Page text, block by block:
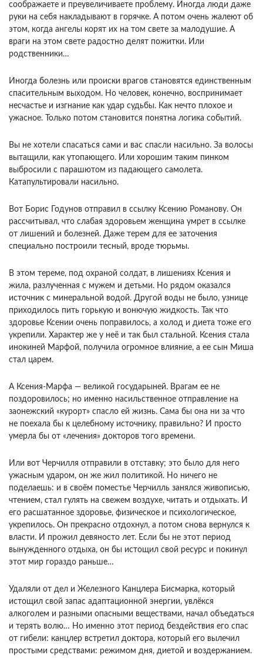
соображаете и преувеличиваете проблему. Иногда люди даже
руки на себя накладывают в горячке. А потом очень жалеют об
этом, когда ангелы корят их на том свете за малодушие. А
враги на этом свете радостно делят пожитки. Или
родственники…
Иногда болезнь или происки врагов становятся единственным
спасительным выходом. Но человек, конечно, воспринимает
несчастье и изгнание как удар судьбы. Как нечто плохое и
ужасное. Только потом становится понятна логика событий.
Вы не хотели спасаться сами и вас спасли насильно. За волосы
вытащили, как утопающего. Или хорошим таким пинком
выбросили с парашютом из падающего самолета.
Катапультировали насильно.
Вот Борис Годунов отправил в ссылку Ксению Романову. Он
рассчитывал, что слабая здоровьем женщина умрет в ссылке
от лишений и болезней. Даже терем для ее заточения
специально построили тесный, вроде тюрьмы.
В этом тереме, под охраной солдат, в лишениях Ксения и
жила, разлученная с мужем и детьми. Но рядом оказался
источник с минеральной водой. Другой воды не было, узнице
приходилось пить горькую и вонючую жидкость. Так что
здоровье Ксении очень поправилось, а холод и диета тоже его
укрепили. Характер же у неё и так был стальной. Ксения стала
инокиней Марфой, получила огромное влияние, а ее сын Миша
стал царем.
А Ксения-Марфа — великой государыней. Врагам ее не
поздоровилось; но именно насильственное отправление на
заонежский «курорт» спасло ей жизнь. Сама бы она ни за что
не поехала бы к целебному источнику, правильно? И просто
умерла бы от «лечения» докторов того времени.
Или вот Черчилля отправили в отставку; это было для него
ужасным ударом, он же жил политикой. Но ничего не
поделаешь: и в своём поместье Черчилль занялся живописью,
чтением, стал гулять на свежем воздухе, читать и отдыхать. И
его расшатанное здоровье, физическое и психологическое,
укрепилось. Он прекрасно отдохнул, а потом снова вернулся к
власти. И прожил девяносто лет. Если бы не этот период
вынужденного отдыха, он бы истощил свой ресурс и покинул
этот мир гораздо раньше…
Удаляли от дел и Железного Канцлера Бисмарка, который
истощил свой запас адаптационной энергии, увлёкся
алкоголем и разными опасными веществами, начал объедаться
и терять волю… Но именно этот период бездействия его спас
от гибели: канцлер встретил доктора, который его вылечил
простыми средствами: режимом дня, диетой и воздержанием.